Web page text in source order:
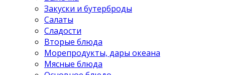
Закуски и бутерброды
Салаты
Сладости
Вторые блюда
Морепродукты, дары океана
Мясные блюда